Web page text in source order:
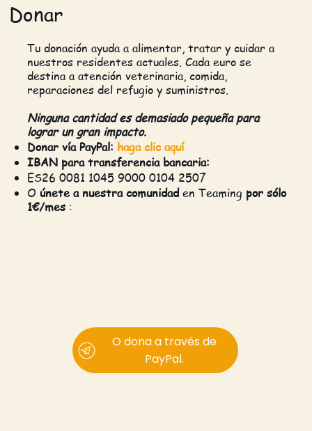
Donar
Tu donación ayuda a alimentar, tratar y cuidar a
nuestros residentes actuales. Cada euro se
destina a atención veterinaria, comida,
reparaciones del refugio y suministros.
Ninguna cantidad es demasiado pequeña para
lograr un gran impacto.
Donar vía PayPal: haga clic aquí
IBAN para transferencia bancaria:
ES26 0081 1045 9000 0104 2507
O únete a nuestra comunidaden Teaming por sólo
1€/mes:
O dona a través de
PayPal.